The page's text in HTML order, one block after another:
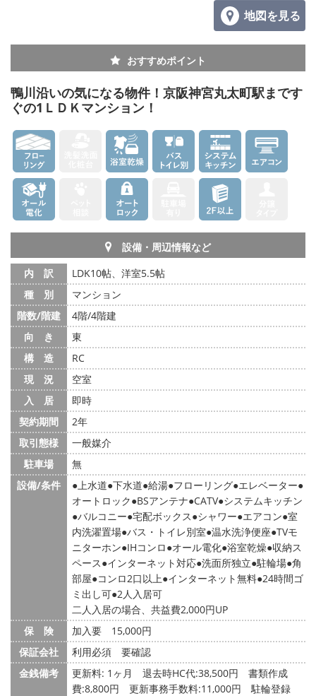
地図を見る
おすすめポイント
鴨川沿いの気になる物件！京阪神宮丸太町駅まです
ぐの1ＬＤＫマンション！
設備・周辺情報など
内 訳
LDK10帖、洋室5.5帖
種 別
マンション
階数/階建
4階/4階建
向 き
東
構 造
RC
現 況
空室
入 居
即時
契約期間
2年
取引態様
一般媒介
駐車場
無
設備/条件
上水道 下水道 給湯 フローリング エレベーター
オートロック BSアンテナ CATV システムキッチン
バルコニー 宅配ボックス シャワー エアコン 室
内洗濯置場 バス・トイレ別室 温水洗浄便座 TVモ
ニターホン IHコンロ オール電化 浴室乾燥 収納ス
ペース インターネット対応 洗面所独立 駐輪場 角
部屋 コンロ2口以上 インターネット無料 24時間ゴ
ミ出し可 2人入居可
二人入居の場合、共益費2,000円UP
保 険
加入要 15,000円
保証会社
利用必須 要確認
金銭備考
更新料: 1ヶ月
退去時HC代:38,500円 書類作成
費:8,800円 更新事務手数料:11,000円 駐輪登録